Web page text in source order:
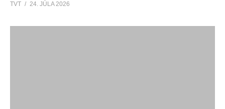
TVT 24. JÚLA 2026